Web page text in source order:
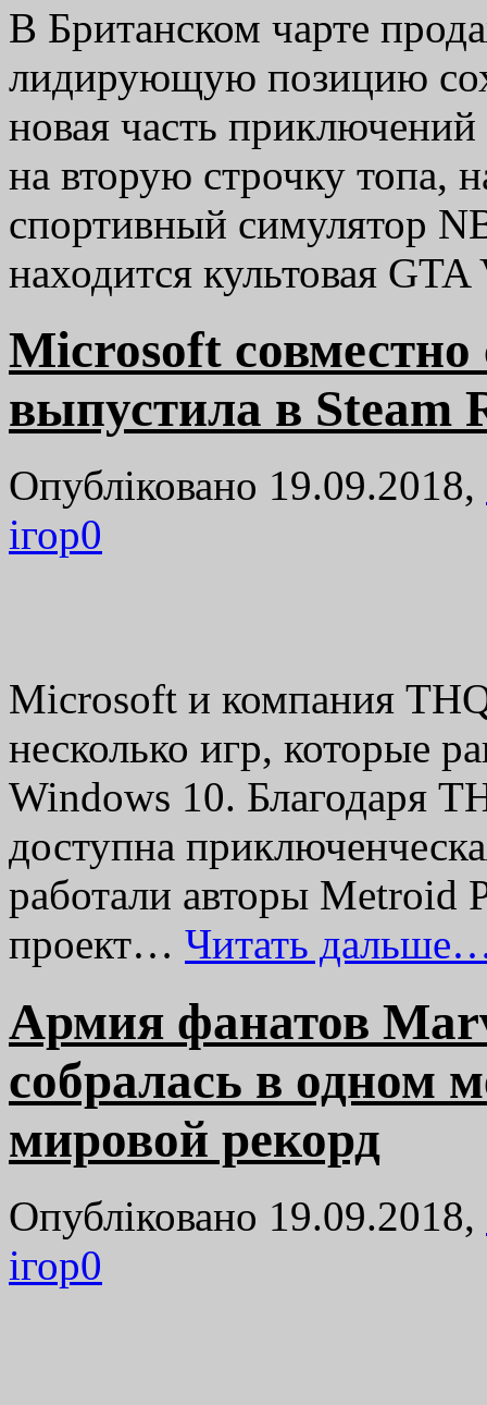
В Британском чарте
лидирующую позицию
новая часть
на вторую строчку топа,
спортивный симулятор
находится культовая
Microsoft
выпустила в Steam
Опубліковано 19.09.2018,
ігор0
Microsoft и компания
несколько игр, которые
Windows 10. Благодаря
доступна
работали авторы Metroid
проект… Читать
Армия фанатов
собралась в одном
мировой рекорд
Опубліковано 19.09.2018,
ігор0